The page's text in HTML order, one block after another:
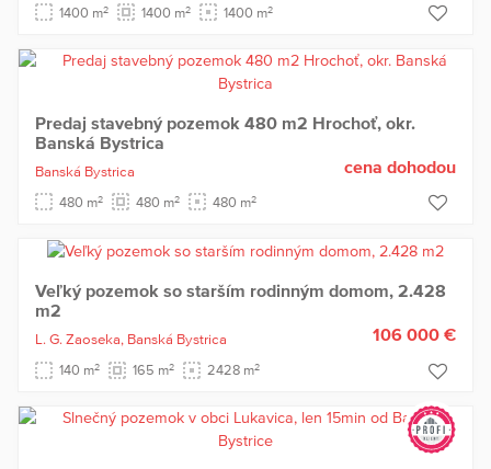
1400 m2 1400 m2 1400 m2
Predaj stavebný pozemok 480 m2 Hrochoť, okr.
Banská Bystrica
Banská Bystrica
480 m2 480 m2 480 m2
cena dohodou
Veľký pozemok so starším rodinným domom, 2.428
m2
L. G. Zaoseka, Banská Bystrica
140 m2 165 m2 2428 m2
106 000 €